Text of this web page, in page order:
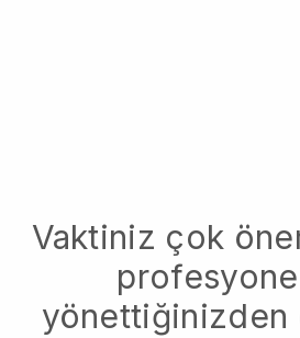
Vaktiniz çok
yönettiğinizden